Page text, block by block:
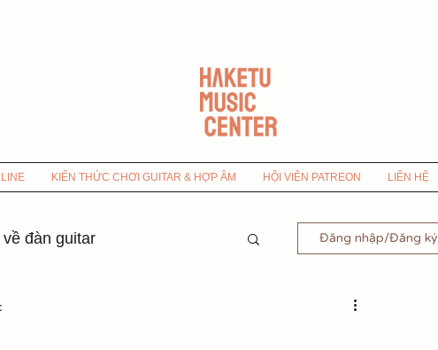
KIẾN THỨC CHƠI GUITAR & HỢP ÂM HỘI VIÊN PATREON LIÊN HỆ
về đàn guitar
9x
Đăng nhập/Đăng ký